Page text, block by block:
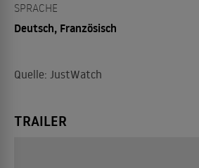
SPRACHE
Deutsch, Französisch
Quelle: JustWatch
TRAILER